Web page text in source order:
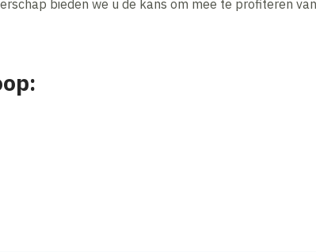
bieden we u de kans om mee te profiteren